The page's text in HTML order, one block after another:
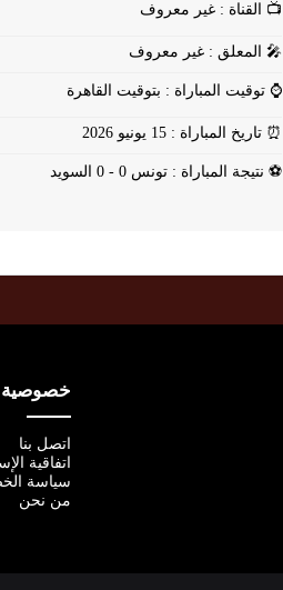
📺 القناة : غير معروف
🎤 المعلق : غير معروف
⌚ توقيت المباراة : بتوقيت القاهرة
⏰ تاريخ المباراة : 15 يونيو 2026
⚽ نتيجة المباراة : تونس 0 - 0 السويد
خصوصية
اتصل بنا
اتفاقية
سياسة
من نحن